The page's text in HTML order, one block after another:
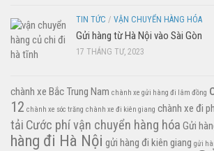
TIN TỨC / VẬN CHUYỂN HÀNG HÓA
Gửi hàng từ Hà Nội vào Sài Gòn
17 THÁNG TƯ, 2023
chành xe Bắc Trung Nam chành xe gửi hàng đi lâm đồng
12 chành xe sóc trăng chành xe đi kiên giang chành xe đi
tải Cước phí vận chuyển hàng hóa Gửi
hàng đi Hà Nội gửi hàng đi kiên giang gửi